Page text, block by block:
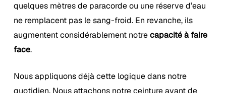
quelques mètres de paracorde ou une réserve d’eau
ne remplacent pas le sang-froid. En revanche, ils
augmentent considérablement notrecapacité à faire
face.
Nous appliquons déjà cette logique dans notre
quotidien. Nous attachons notre ceinture avant de